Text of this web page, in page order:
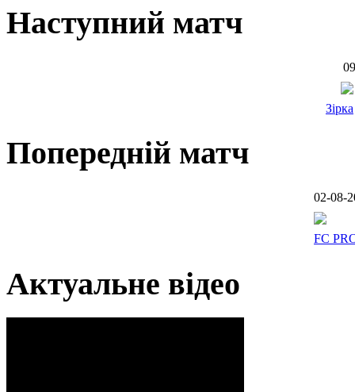
Наступний матч
Зірка
Попередній матч
02-08-
FC
Актуальне відео